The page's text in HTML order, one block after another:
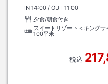
IN チェックイン
14:00 / OUT チェックアウト
11:00
夕食/朝食付き
スイートリゾート＜キングサ
100平米
税込